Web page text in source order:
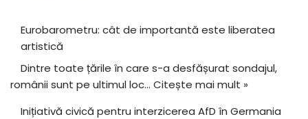
Eurobarometru: cât de importantă este liberatea
artistică
Dintre toate țările în care s-a desfășurat sondajul,
românii sunt pe ultimul loc… Citește mai mult »
Inițiativă civică pentru interzicerea AfD în Germania